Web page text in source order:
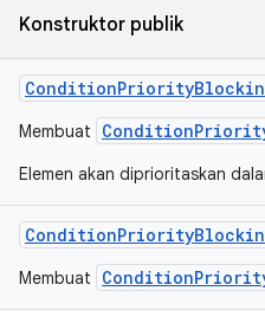
Konstruktor publik
ConditionPriority
Membuat
Elemen akan diprioritaskan
ConditionPriority
Membuat